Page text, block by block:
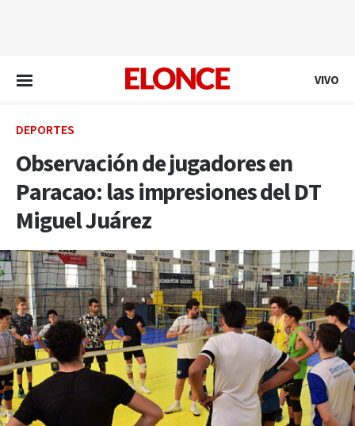
VIVO
DEPORTES
Observación de jugadores en
Paracao: las impresiones del DT
Miguel Juárez